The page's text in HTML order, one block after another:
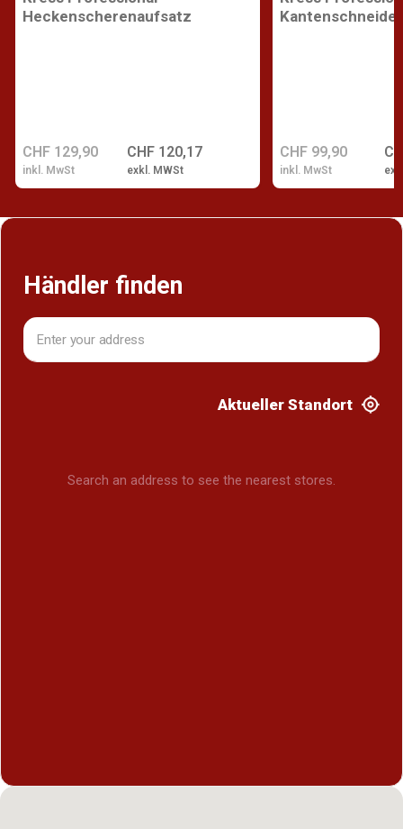
Heckenscherenaufsatz
CHF 120,17
exkl. MWSt
CHF 129,90
inkl. MwSt
CHF 99,90
inkl. MwSt
Händler finden
Aktueller Standort
Search an address to see the nearest stores.